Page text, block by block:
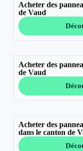
Acheter des
de Vaud
Acheter des
de Vaud
Acheter des
dans le canton de